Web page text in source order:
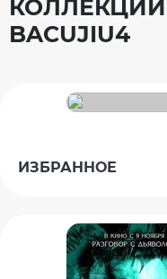
BACUJIU4
ИЗБРАННОЕ